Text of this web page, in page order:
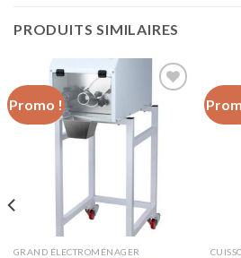
PRODUITS SIMILAIRES
Promo !
Ajouter
à la liste
d’envies
GRAND ÉLECTROMÉNAGER